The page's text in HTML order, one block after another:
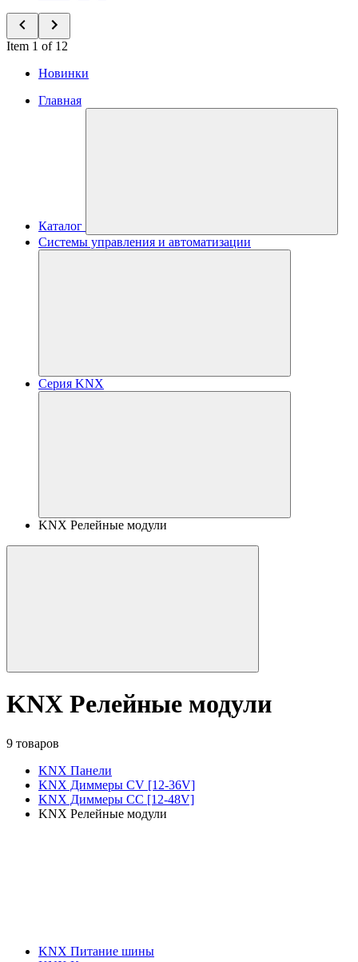
Item 1 of 12
Новинки
Главная
Каталог
Системы управления и автоматизации
Серия KNX
KNX Релейные модули
KNX Релейные модули
9 товаров
KNX Панели
KNX Диммеры CV [12-36V]
KNX Диммеры CC [12-48V]
KNX Релейные модули
KNX Питание шины